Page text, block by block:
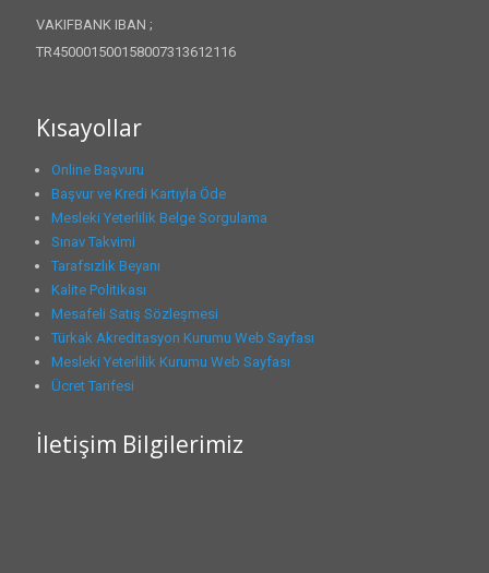
VAKIFBANK IBAN ;
TR450001500158007313612116
Kısayollar
Online Başvuru
Başvur ve Kredi Kartıyla Öde
Mesleki Yeterlilik Belge Sorgulama
Sınav Takvimi
Tarafsızlık Beyanı
Kalite Politikası
Mesafeli Satış Sözleşmesi
Türkak Akreditasyon Kurumu Web Sayfası
Mesleki Yeterlilik Kurumu Web Sayfası
Ücret Tarifesi
İletişim Bilgilerimiz